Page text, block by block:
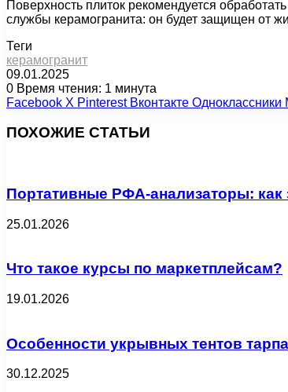
Поверхность плиток рекомендуется
службы керамогранита: он будет защищен от
Теги
керамогранит
09.01.2025
0 Время чтения: 1 минута
Facebook X Pinterest Вконтакте Одноклассники
ПОХОЖИЕ СТАТЬИ
Портативные РФА-анализаторы: как
25.01.2026
Что такое курсы по маркетплейсам?
19.01.2026
Особенности укрывных тентов
30.12.2025